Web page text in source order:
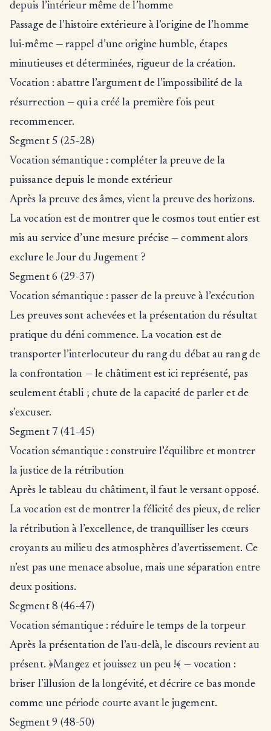
depuis l’intérieur même de l’homme
Passage de l’histoire extérieure à l’origine de l’homme
lui-même — rappel d’une origine humble, étapes
minutieuses et déterminées, rigueur de la création.
Vocation : abattre l’argument de l’impossibilité de la
résurrection — qui a créé la première fois peut
recommencer.
Segment 5 (25-28)
Vocation sémantique : compléter la preuve de la
puissance depuis le monde extérieur
Après la preuve des âmes, vient la preuve des horizons.
La vocation est de montrer que le cosmos tout entier est
mis au service d’une mesure précise — comment alors
exclure le Jour du Jugement ?
Segment 6 (29-37)
Vocation sémantique : passer de la preuve à l’exécution
Les preuves sont achevées et la présentation du résultat
pratique du déni commence. La vocation est de
transporter l’interlocuteur du rang du débat au rang de
la confrontation — le châtiment est ici représenté, pas
seulement établi ; chute de la capacité de parler et de
s’excuser.
Segment 7 (41-45)
Vocation sémantique : construire l’équilibre et montrer
la justice de la rétribution
Après le tableau du châtiment, il faut le versant opposé.
La vocation est de montrer la félicité des pieux, de relier
la rétribution à l’excellence, de tranquilliser les cœurs
croyants au milieu des atmosphères d’avertissement. Ce
n’est pas une menace absolue, mais une séparation entre
deux positions.
Segment 8 (46-47)
Vocation sémantique : réduire le temps de la torpeur
Après la présentation de l’au-delà, le discours revient au
présent. ﴿Mangez et jouissez un peu !﴾ — vocation :
briser l’illusion de la longévité, et décrire ce bas monde
comme une période courte avant le jugement.
Segment 9 (48-50)